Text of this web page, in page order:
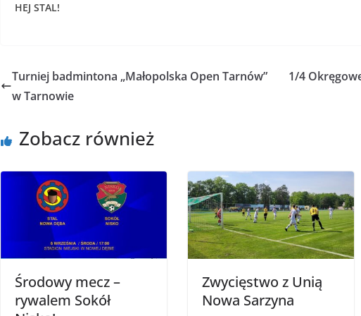
HEJ STAL!
Turniej badmintona „Małopolska Open Tarnów”
w Tarnowie
1/4
Zobacz również
Środowy mecz –
rywalem Sokół
Zwycięstwo z Unią
Nowa Sarzyna